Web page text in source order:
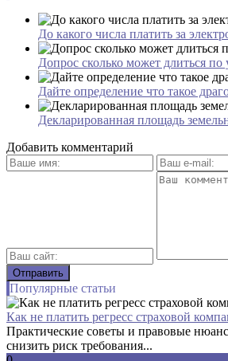
До какого числа платить за
Допрос сколько может длиться по
Дайте определение что такое
Декларированная площадь
Добавить комментарий
Популярные статьи
Как не платить регресс страховой
Практические советы и правовые
снизить риск требования...